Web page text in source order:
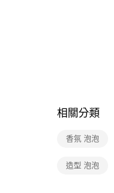
相關分類
香氛 泡泡
造型 泡泡